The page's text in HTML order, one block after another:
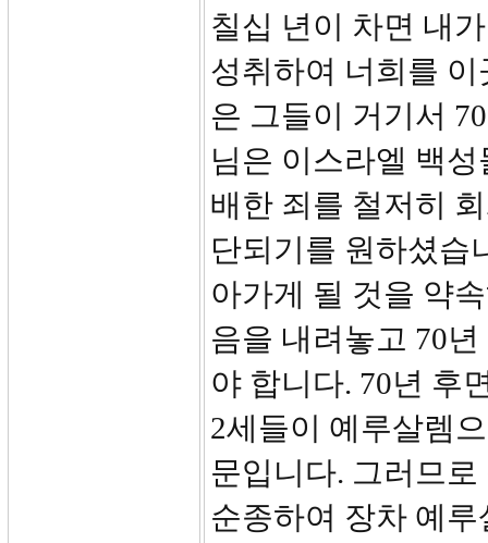
칠십 년이 차면 내
성취하여 너희를
은 그들이 거기서
님은 이스라엘 백
배한 죄를 철저히
단되기를 원하셨습
아가게 될 것을 약
음을 내려놓고 70
야 합니다. 70년 후
2세들이 예루살렘
문입니다. 그러므
순종하여 장차 예